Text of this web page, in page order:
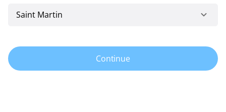
Continue